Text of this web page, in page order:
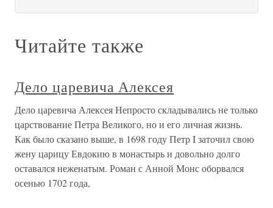
Читайте также
Дело царевича Алексея
Дело царевича Алексея Непросто складывались не только
царствование Петра Великого, но и его личная жизнь.
Как было сказано выше, в 1698 году Петр I заточил свою
жену царицу Евдокию в монастырь и довольно долго
оставался неженатым. Роман с Анной Монс оборвался
осенью 1702 года,